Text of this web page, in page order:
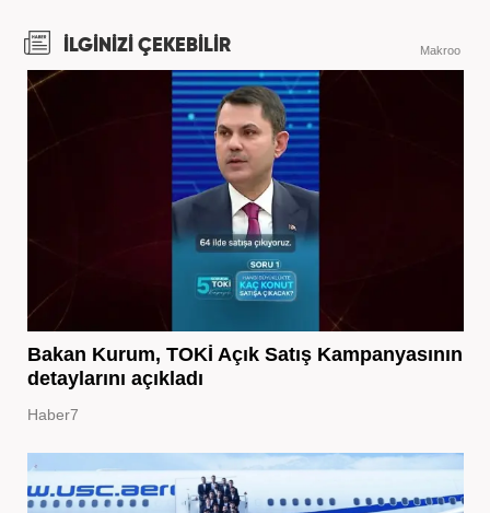
İLGİNİZİ ÇEKEBİLİR Makroo
Bakan Kurum, TOKİ Açık Satış Kampanyasının
detaylarını açıkladı
Haber7